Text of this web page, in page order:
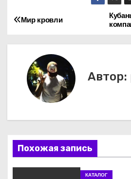
Н
а
а
ц
и
Мир кровли
Автор:
Похожая запись
КАТАЛОГ